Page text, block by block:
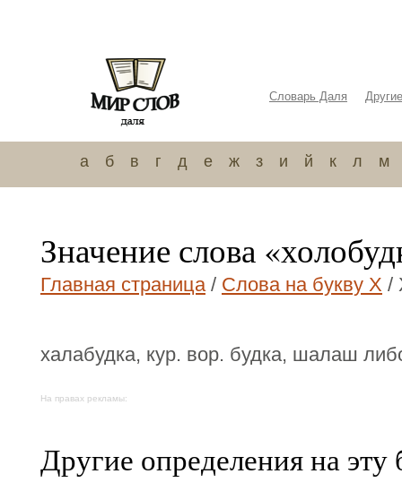
Словарь Даля
а б в г д е ж з и й к л м
Значение слова
Главная страница/ Слова на букву Х /
халабудка, кур. вор. будка, шалаш
На правах рекламы:
Другие определения на эту